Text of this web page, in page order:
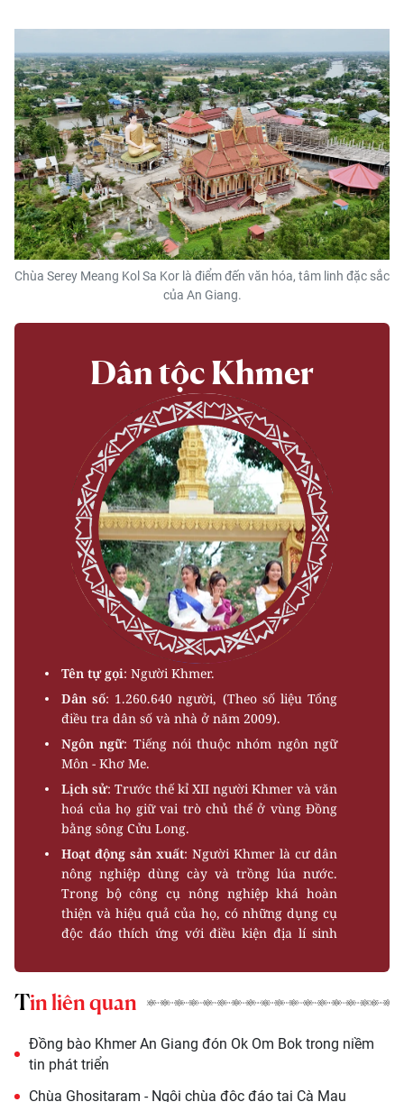
Chùa Serey Meang Kol Sa Kor là điểm đến văn hóa, tâm linh đặc sắc
của An Giang.
Dân tộc Khmer
Tên tự gọi: Người Khmer.
Dân số: 1.260.640 người, (Theo số liệu Tổng
điều tra dân số và nhà ở năm 2009).
Ngôn ngữ: Tiếng nói thuộc nhóm ngôn ngữ
Môn - Khơ Me.
Lịch sử: Trước thế kỉ XII người Khmer và văn
hoá của họ giữ vai trò chủ thể ở vùng Đồng
bằng sông Cửu Long.
Hoạt động sản xuất: Người Khmer là cư dân
nông nghiệp dùng cày và trồng lúa nước.
Trong bộ công cụ nông nghiệp khá hoàn
thiện và hiệu quả của họ, có những dụng cụ
độc đáo thích ứng với điều kiện địa lí sinh
chuyên dùng ở vùng đất phèn, mặn để phát
cỏ, cù nèo (Pok) dùng để vơ cỏ. Cây nọc cấy
(Sơ chal) dấu vết của chiếc gậy chọc lỗ xa
ruộng nước nhưng đất cứng, và cái vòn gặt
(Kần điêu) dùng để cắt lúa.
Người Khmer có nghề đánh cá, dệt, chiếu,
Tin liên quan
Đồng bào Khmer An Giang đón Ok Om Bok trong niềm
tin phát triển​
Chùa Ghositaram - Ngôi chùa độc đáo tại Cà Mau